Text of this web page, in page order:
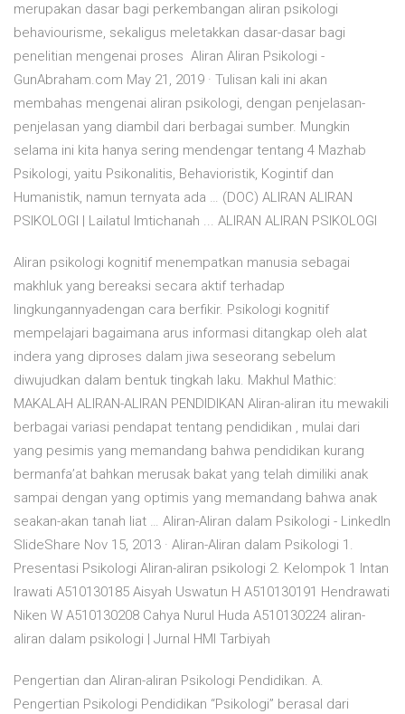
merupakan dasar bagi perkembangan aliran psikologi
behaviourisme, sekaligus meletakkan dasar-dasar bagi
penelitian mengenai proses Aliran Aliran Psikologi -
GunAbraham.com May 21, 2019 · Tulisan kali ini akan
membahas mengenai aliran psikologi, dengan penjelasan-
penjelasan yang diambil dari berbagai sumber. Mungkin
selama ini kita hanya sering mendengar tentang 4 Mazhab
Psikologi, yaitu Psikonalitis, Behavioristik, Kogintif dan
Humanistik, namun ternyata ada … (DOC) ALIRAN ALIRAN
PSIKOLOGI | Lailatul Imtichanah ... ALIRAN ALIRAN PSIKOLOGI
Aliran psikologi kognitif menempatkan manusia sebagai
makhluk yang bereaksi secara aktif terhadap
lingkungannyadengan cara berfikir. Psikologi kognitif
mempelajari bagaimana arus informasi ditangkap oleh alat
indera yang diproses dalam jiwa seseorang sebelum
diwujudkan dalam bentuk tingkah laku. Makhul Mathic:
MAKALAH ALIRAN-ALIRAN PENDIDIKAN Aliran-aliran itu mewakili
berbagai variasi pendapat tentang pendidikan , mulai dari
yang pesimis yang memandang bahwa pendidikan kurang
bermanfa’at bahkan merusak bakat yang telah dimiliki anak
sampai dengan yang optimis yang memandang bahwa anak
seakan-akan tanah liat … Aliran-Aliran dalam Psikologi - LinkedIn
SlideShare Nov 15, 2013 · Aliran-Aliran dalam Psikologi 1.
Presentasi Psikologi Aliran-aliran psikologi 2. Kelompok 1 Intan
Irawati A510130185 Aisyah Uswatun H A510130191 Hendrawati
Niken W A510130208 Cahya Nurul Huda A510130224 aliran-
aliran dalam psikologi | Jurnal HMI Tarbiyah
Pengertian dan Aliran-aliran Psikologi Pendidikan. A.
Pengertian Psikologi Pendidikan “Psikologi” berasal dari